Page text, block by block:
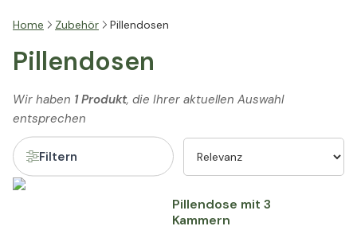
Home Zubehör Pillendosen
Pillendosen
Wir haben 1 Produkt, die Ihrer aktuellen Auswahl
entsprechen
Filtern
Pillendose mit 3
Kammern